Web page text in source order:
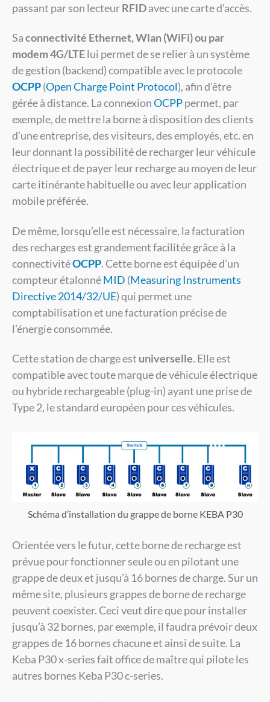
passant par son lecteurRFIDavec une carte d’accès.
Saconnectivité Ethernet, Wlan (WiFi) ou par
modem 4G/LTElui permet de se relier à un système
de gestion (backend) compatible avec le protocole
OCPP(Open Charge Point Protocol), afin d’être
gérée à distance. La connexionOCPPpermet, par
exemple, de mettre la borne à disposition des clients
d’une entreprise, des visiteurs, des employés, etc. en
leur donnant la possibilité de recharger leur véhicule
électrique et de payer leur recharge au moyen de leur
carte itinérante habituelle ou avec leur application
mobile préférée.
De même, lorsqu’elle est nécessaire, la facturation
des recharges est grandement facilitée grâce à la
connectivitéOCPP. Cette borne est équipée d’un
compteur étalonnéMID (Measuring Instruments
Directive 2014/32/UE) qui permet une
comptabilisation et une facturation précise de
l’énergie consommée.
Cette station de charge est universelle. Elle est
compatible avec toute marque de véhicule électrique
ou hybride rechargeable (plug-in) ayant une prise de
Type 2, le standard européen pour ces véhicules.
Schéma d’installation du grappe de borne KEBA P30
Orientée vers le futur, cette borne de recharge est
prévue pour fonctionner seule ou en pilotant une
grappe de deux et jusqu’à 16 bornes de charge. Sur un
même site, plusieurs grappes de borne de recharge
peuvent coexister. Ceci veut dire que pour installer
jusqu’à 32 bornes, par exemple, il faudra prévoir deux
grappes de 16 bornes chacune et ainsi de suite. La
Keba P30 x-series fait office de maître qui pilote les
autres bornes Keba P30 c-series.